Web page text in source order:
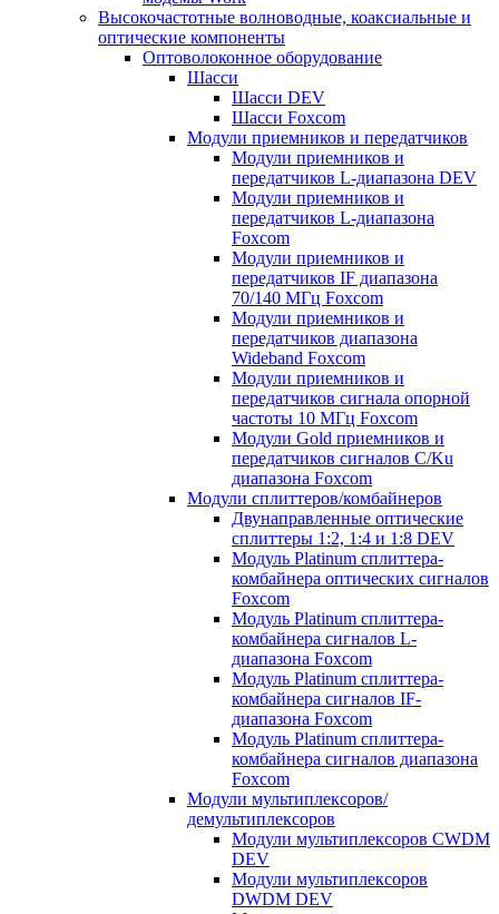
Высокочастотные волноводные, коаксиальные и
оптические компоненты
Оптоволоконное оборудование
Шасси
Шасси DEV
Шасси Foxcom
Модули приемников и передатчиков
Модули приемников и
передатчиков L-диапазона DEV
Модули приемников и
передатчиков L-диапазона
Foxcom
Модули приемников и
передатчиков IF диапазона
70/140 МГц Foxcom
Модули приемников и
передатчиков диапазона
Wideband Foxcom
Модули приемников и
передатчиков сигнала опорной
частоты 10 МГц Foxcom
Модули Gold приемников и
передатчиков сигналов C/Ku
диапазона Foxcom
Модули сплиттеров/комбайнеров
Двунаправленные оптические
сплиттеры 1:2, 1:4 и 1:8 DEV
Модуль Platinum cплиттера-
комбайнера оптических сигналов
Foxcom
Модуль Platinum сплиттера-
комбайнера сигналов L-
диапазона Foxcom
Модуль Platinum сплиттера-
комбайнера сигналов IF-
диапазона Foxcom
Модуль Platinum сплиттера-
комбайнера сигналов диапазона
Foxcom
Модули мультиплексоров/
демультиплексоров
Модули мультиплексоров CWDM
DEV
Модули мультиплексоров
DWDM DEV